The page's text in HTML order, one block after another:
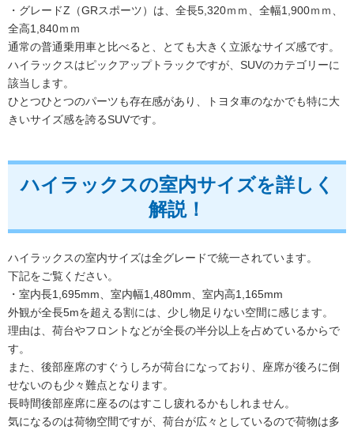
・グレードZ（GRスポーツ）は、全長5,320ｍｍ、全幅1,900ｍｍ、
全高1,840ｍｍ
通常の普通乗用車と比べると、とても大きく立派なサイズ感です。
ハイラックスはピックアップトラックですが、SUVのカテゴリーに
該当します。
ひとつひとつのパーツも存在感があり、トヨタ車のなかでも特に大
きいサイズ感を誇るSUVです。
ハイラックスの室内サイズを詳しく
解説！
ハイラックスの室内サイズは全グレードで統一されています。
下記をご覧ください。
・室内長1,695mm、室内幅1,480mm、室内高1,165mm
外観が全長5mを超える割には、少し物足りない空間に感じます。
理由は、荷台やフロントなどが全長の半分以上を占めているからで
す。
また、後部座席のすぐうしろが荷台になっており、座席が後ろに倒
せないのも少々難点となります。
長時間後部座席に座るのはすこし疲れるかもしれません。
気になるのは荷物空間ですが、荷台が広々としているので荷物は多